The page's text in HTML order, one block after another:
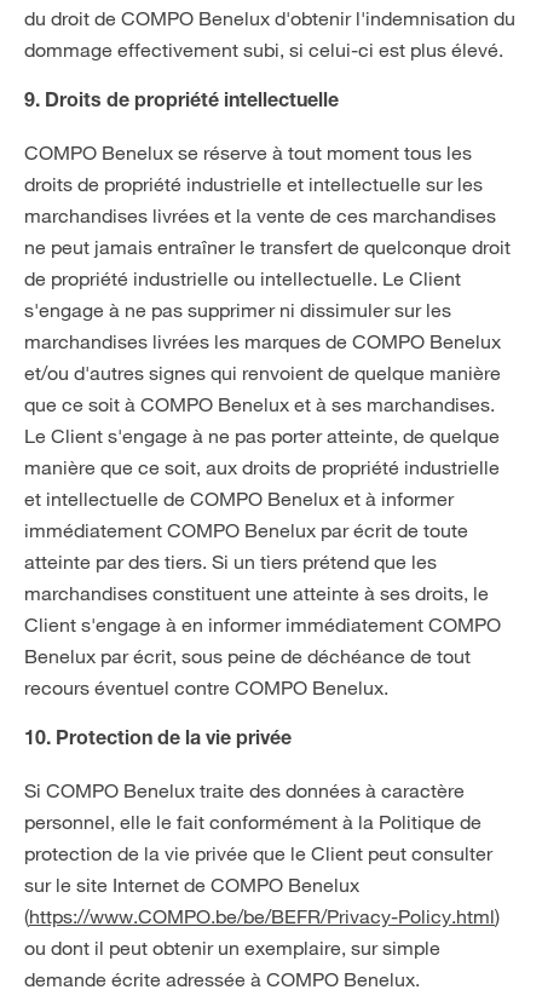
du droit de COMPO Benelux d'obtenir l'indemnisation du
dommage effectivement subi, si celui-ci est plus élevé.
9. Droits de propriété intellectuelle
COMPO Benelux se réserve à tout moment tous les
droits de propriété industrielle et intellectuelle sur les
marchandises livrées et la vente de ces marchandises
ne peut jamais entraîner le transfert de quelconque droit
de propriété industrielle ou intellectuelle. Le Client
s'engage à ne pas supprimer ni dissimuler sur les
marchandises livrées les marques de COMPO Benelux
et/ou d'autres signes qui renvoient de quelque manière
que ce soit à COMPO Benelux et à ses marchandises.
Le Client s'engage à ne pas porter atteinte, de quelque
manière que ce soit, aux droits de propriété industrielle
et intellectuelle de COMPO Benelux et à informer
immédiatement COMPO Benelux par écrit de toute
atteinte par des tiers. Si un tiers prétend que les
marchandises constituent une atteinte à ses droits, le
Client s'engage à en informer immédiatement COMPO
Benelux par écrit, sous peine de déchéance de tout
recours éventuel contre COMPO Benelux.
10. Protection de la vie privée
Si COMPO Benelux traite des données à caractère
personnel, elle le fait conformément à la Politique de
protection de la vie privée que le Client peut consulter
sur le site Internet de COMPO Benelux
(https://www.COMPO.be/be/BEFR/Privacy-Policy.html)
ou dont il peut obtenir un exemplaire, sur simple
demande écrite adressée à COMPO Benelux.